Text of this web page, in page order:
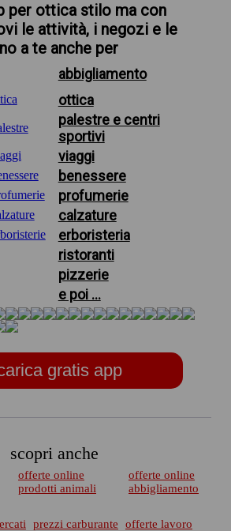
per ottica stilo ma con
le attività, i negozi e le
a te anche per
abbigliamento
ottica
palestre e centri
sportivi
viaggi
benessere
profumerie
calzature
erboristeria
ristoranti
pizzerie
e poi ...
gratis app
scopri anche
offerte online
prodotti animali
offerte online
abbigliamento
prezzi carburante
offerte lavoro